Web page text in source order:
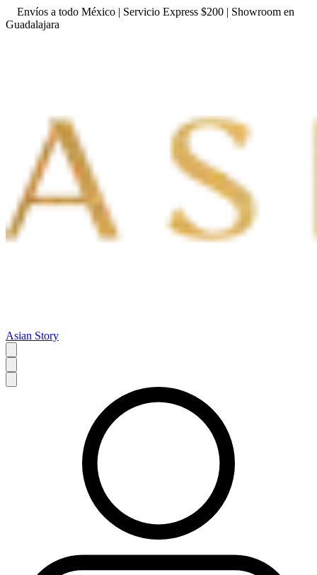
Envíos a todo México | Servicio Express $200 | Showroom en
Guadalajara
Asian Story